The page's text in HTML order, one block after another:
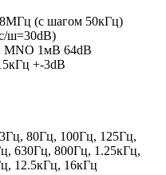
(с шагом 50кГц)
ш=30dB)
MNO 1мВ 64dB
+-3dB
80Гц, 100Гц, 125Гц,
630Гц, 800Гц, 1.25кГц,
12.5кГц, 16кГц